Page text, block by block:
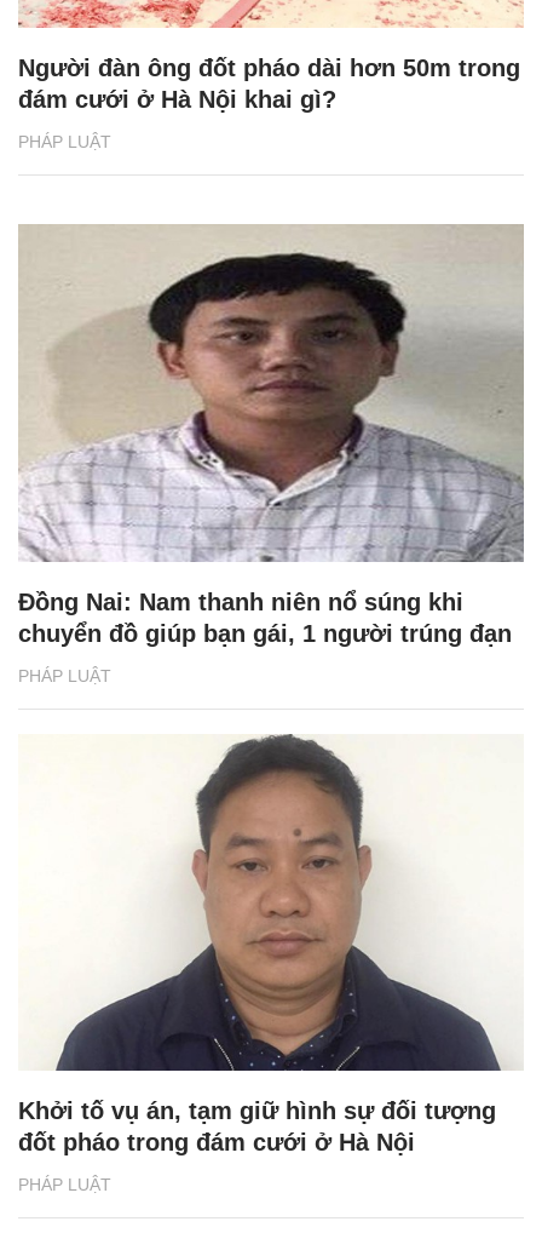
PHÁP LUẬT
Người đàn ông đốt pháo dài hơn 50m trong
đám cưới ở Hà Nội khai gì?
PHÁP LUẬT
Đồng Nai: Nam thanh niên nổ súng khi
chuyển đồ giúp bạn gái, 1 người trúng đạn
PHÁP LUẬT
Khởi tố vụ án, tạm giữ hình sự đối tượng
đốt pháo trong đám cưới ở Hà Nội